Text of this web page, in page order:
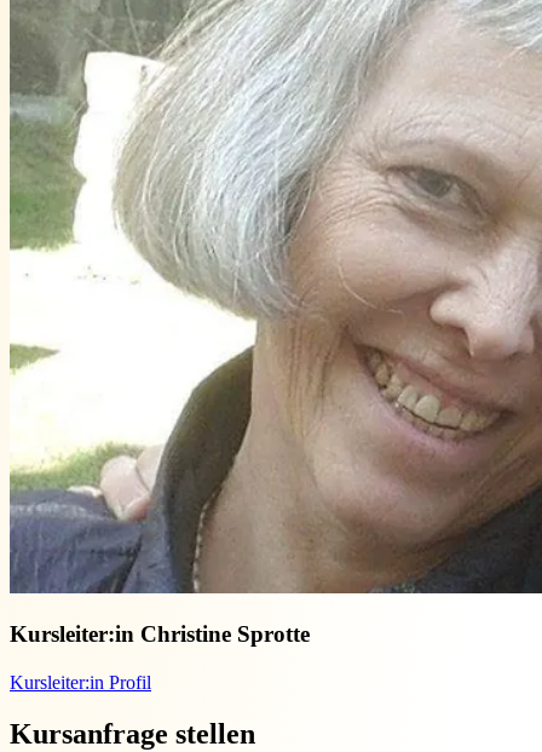
Kursleiter:in Christine Sprotte
Kursleiter:in Profil
Kursanfrage stellen